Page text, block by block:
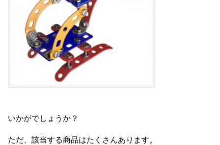
いかがでしょうか？
ただ、該当する商品はたくさんあります。